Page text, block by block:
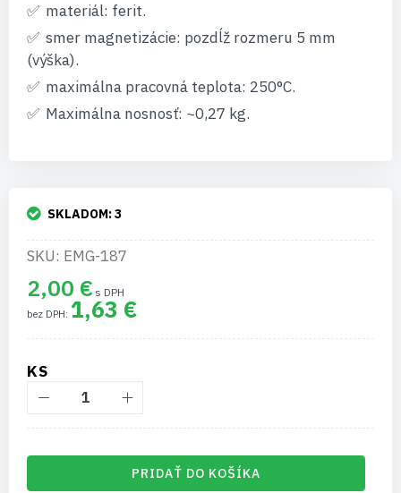
materiál: ferit.
smer magnetizácie: pozdĺž rozmeru 5 mm
(výška).
maximálna pracovná teplota: 250°C.
Maximálna nosnosť: ~0,27 kg.
SKLADOM:3
SKU: EMG-187
2,00 €
1,63 €
KS
PRIDAŤ DO KOŠÍKA